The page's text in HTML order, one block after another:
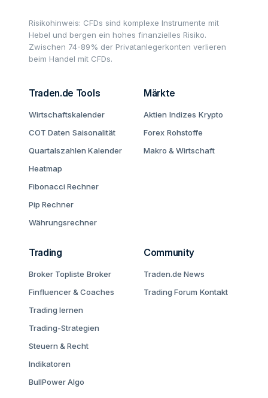
Risikohinweis: CFDs sind komplexe Instrumente mit
Hebel und bergen ein hohes finanzielles Risiko.
Zwischen 74-89% der Privatanlegerkonten verlieren
beim Handel mit CFDs.
Traden.de Tools
Wirtschaftskalender
COT Daten Saisonalität
Quartalszahlen Kalender
Heatmap
Fibonacci Rechner
Pip Rechner
Währungsrechner
Märkte
Aktien Indizes Krypto
Forex Rohstoffe
Makro & Wirtschaft
Trading
Broker Topliste Broker
Finfluencer & Coaches
Trading lernen
Trading-Strategien
Steuern & Recht
Indikatoren
BullPower Algo
Community
Traden.de News
Trading Forum Kontakt